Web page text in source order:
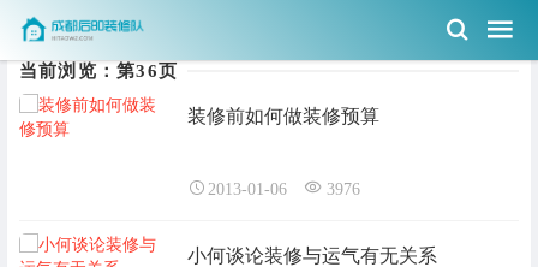
当前浏览：第36页
装修前如何做装修预算
2013-01-06 3976
小何谈论装修与运气有无关系